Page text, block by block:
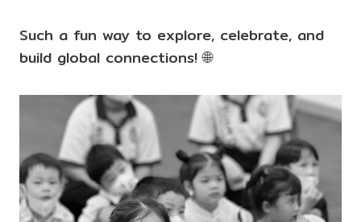
Such a fun way to explore, celebrate, and
build global connections! 🌐